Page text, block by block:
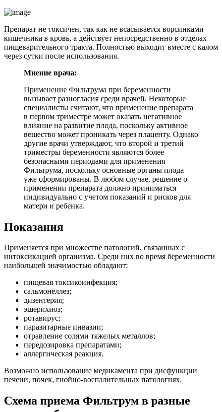
Препарат не токсичен, так как не всасывается ворсинками
кишечника в кровь, а действует непосредственно в отделах
пищеварительного тракта. Полностью выходит вместе с калом
через сутки после использования.
Мнение врача:
Применение Фильтрума при беременности
вызывает разногласия среди врачей. Некоторые
специалисты считают, что применение препарата
в первом триместре может оказать негативное
влияние на развитие плода, поскольку активное
вещество может проникать через плаценту. Однако
другие врачи утверждают, что второй и третий
триместры беременности являются более
безопасными периодами для применения
Фильтрума, поскольку основные органы плода
уже сформированы. В любом случае, решение о
применении препарата должно приниматься
индивидуально с учетом показаний и рисков для
матери и ребенка.
Показания
Применяется при множестве патологий, связанных с
интоксикацией организма. Среди них во время беременности
наибольшей значимостью обладают:
пищевая токсикоинфекция;
сальмонеллез;
дизентерия;
эшерихиоз;
ротавирус;
паразитарные инвазии;
отравление солями тяжелых металлов;
передозировка препаратами;
аллергическая реакция.
Возможно использование медикамента при дисфункции
печени, почек, гнойно-воспалительных патологиях.
Схема приема Фильтрум в разные